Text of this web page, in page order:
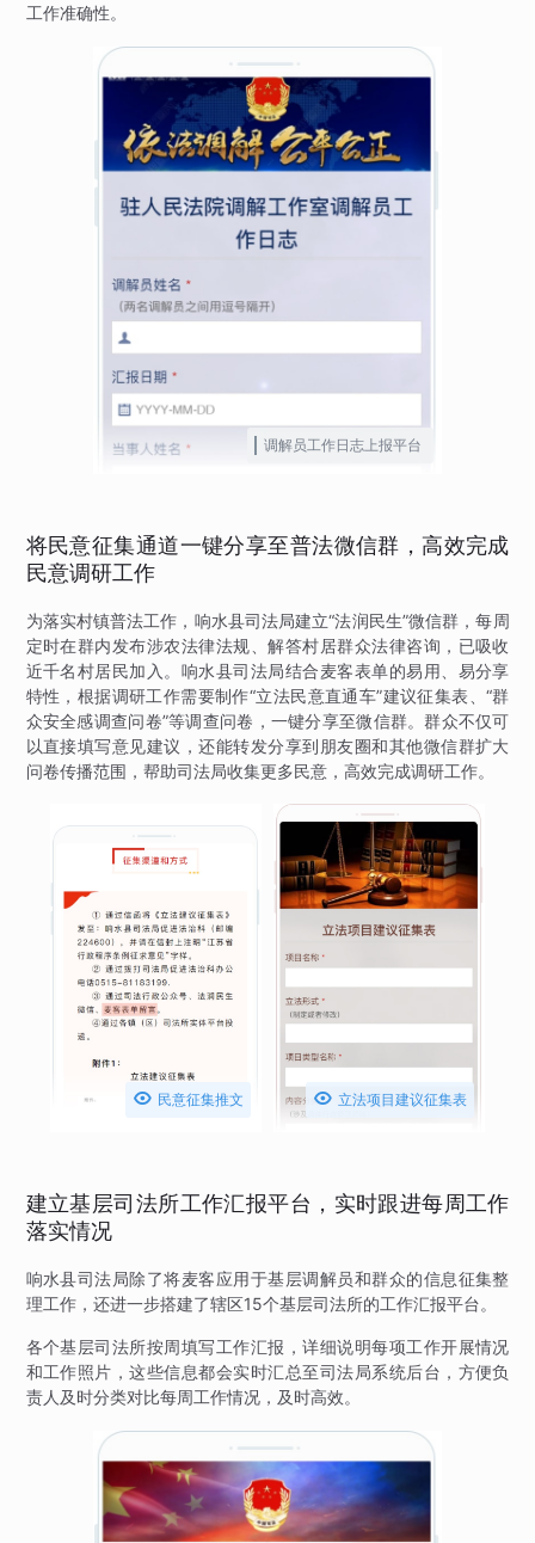
工作准确性。
调解员工作日志上报平台
将民意征集通道一键分享至普法微信群，高效完成
民意调研工作
为落实村镇普法工作，响水县司法局建立“法润民生”微信群，每周
定时在群内发布涉农法律法规、解答村居群众法律咨询，已吸收
近千名村居民加入。响水县司法局结合麦客表单的易用、易分享
特性，根据调研工作需要制作“立法民意直通车”建议征集表、“群
众安全感调查问卷”等调查问卷，一键分享至微信群。群众不仅可
以直接填写意见建议，还能转发分享到朋友圈和其他微信群扩大
问卷传播范围，帮助司法局收集更多民意，高效完成调研工作。
 民意征集推文  立法项目建议征集表
建立基层司法所工作汇报平台，实时跟进每周工作
落实情况
响水县司法局除了将麦客应用于基层调解员和群众的信息征集整
理工作，还进一步搭建了辖区15个基层司法所的工作汇报平台。
各个基层司法所按周填写工作汇报，详细说明每项工作开展情况
和工作照片，这些信息都会实时汇总至司法局系统后台，方便负
责人及时分类对比每周工作情况，及时高效。